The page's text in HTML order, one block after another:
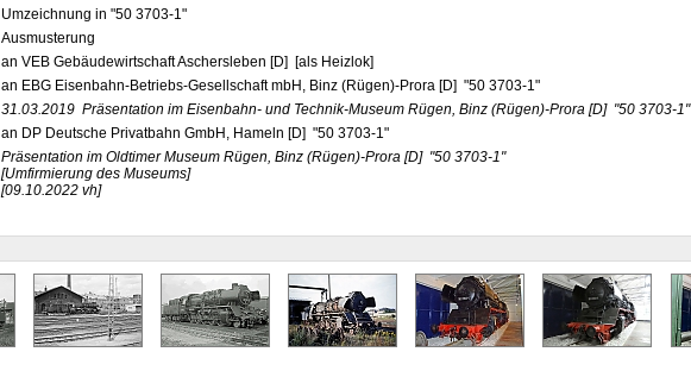
Umzeichnung in "50 3703-1"
Ausmusterung
an VEB Gebäudewirtschaft Aschersleben [D] [als Heizlok]
an EBG Eisenbahn-Betriebs-Gesellschaft mbH, Binz (Rügen)-Prora [D] "50 3703-1"
31.03.2019 Präsentation im Eisenbahn- und Technik-Museum Rügen, Binz (Rügen)-Prora [D] "50 3703-1"
an DP Deutsche Privatbahn GmbH, Hameln [D] "50 3703-1"
Präsentation im Oldtimer Museum Rügen, Binz (Rügen)-Prora [D] "50 3703-1"
[Umfirmierung des Museums]
[09.10.2022 vh]